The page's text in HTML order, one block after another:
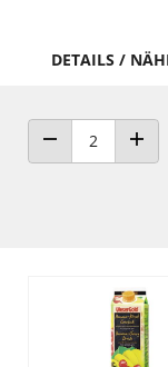
DETAILS /
ANZAHL